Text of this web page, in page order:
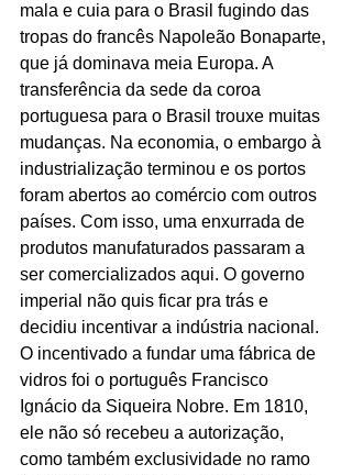
mala e cuia para o Brasil fugindo das
tropas do francês Napoleão Bonaparte,
que já dominava meia Europa. A
transferência da sede da coroa
portuguesa para o Brasil trouxe muitas
mudanças. Na economia, o embargo à
industrialização terminou e os portos
foram abertos ao comércio com outros
países. Com isso, uma enxurrada de
produtos manufaturados passaram a
ser comercializados aqui. O governo
imperial não quis ficar pra trás e
decidiu incentivar a indústria nacional.
O incentivado a fundar uma fábrica de
vidros foi o português Francisco
Ignácio da Siqueira Nobre. Em 1810,
ele não só recebeu a autorização,
como também exclusividade no ramo